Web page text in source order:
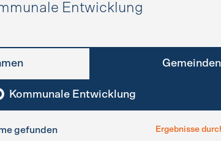
Entwicklung
Gemeinden
Kommunale Entwicklung
gefunden Ergebnisse